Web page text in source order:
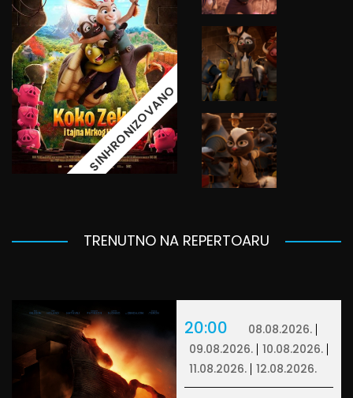
SINHRONIZOVANO
TRENUTNO NA REPERTOARU
20:00
08.08.2026.
09.08.2026.
10.08.2026.
11.08.2026.
12.08.2026.